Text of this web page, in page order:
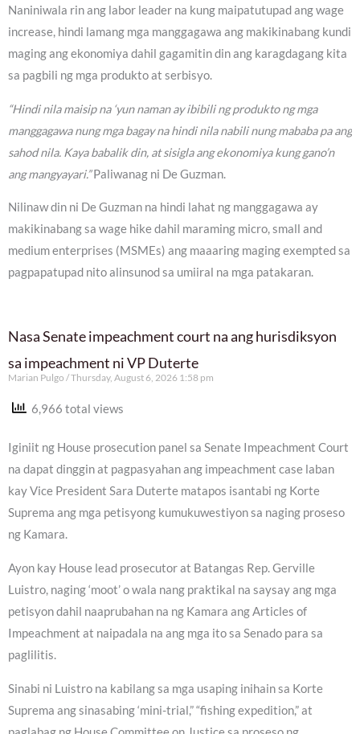
Naniniwala rin ang labor leader na kung maipatutupad ang wage
increase, hindi lamang mga manggagawa ang makikinabang kundi
maging ang ekonomiya dahil gagamitin din ang karagdagang kita
sa pagbili ng mga produkto at serbisyo.
“Hindi nila maisip na ‘yun naman ay ibibili ng produkto ng mga
manggagawa nung mga bagay na hindi nila nabili nung mababa pa ang
sahod nila. Kaya babalik din, at sisigla ang ekonomiya kung gano’n
ang mangyayari.”Paliwanag ni De Guzman.
Nilinaw din ni De Guzman na hindi lahat ng manggagawa ay
makikinabang sa wage hike dahil maraming micro, small and
medium enterprises (MSMEs) ang maaaring maging exempted sa
pagpapatupad nito alinsunod sa umiiral na mga patakaran.
Nasa Senate impeachment court na ang hurisdiksyon
sa impeachment ni VP Duterte
Marian Pulgo Thursday, August 6, 2026 1:58 pm
6,966 total views
Iginiit ng House prosecution panel sa Senate Impeachment Court
na dapat dinggin at pagpasyahan ang impeachment case laban
kay Vice President Sara Duterte matapos isantabi ng Korte
Suprema ang mga petisyong kumukuwestiyon sa naging proseso
ng Kamara.
Ayon kay House lead prosecutor at Batangas Rep. Gerville
Luistro, naging ‘moot’ o wala nang praktikal na saysay ang mga
petisyon dahil naaprubahan na ng Kamara ang Articles of
Impeachment at naipadala na ang mga ito sa Senado para sa
paglilitis.
Sinabi ni Luistro na kabilang sa mga usaping inihain sa Korte
Suprema ang sinasabing ‘mini-trial,” “fishing expedition,” at